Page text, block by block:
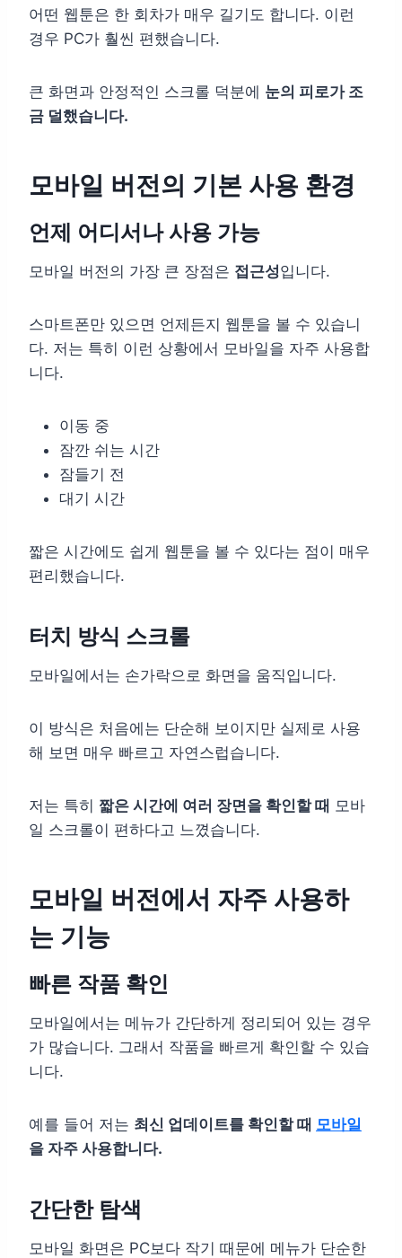
어떤 웹툰은 한 회차가 매우 길기도 합니다. 이런
경우 PC가 훨씬 편했습니다.
큰 화면과 안정적인 스크롤 덕분에 눈의 피로가 조
금 덜했습니다.
모바일 버전의 기본 사용 환경
언제 어디서나 사용 가능
모바일 버전의 가장 큰 장점은 접근성입니다.
스마트폰만 있으면 언제든지 웹툰을 볼 수 있습니
다. 저는 특히 이런 상황에서 모바일을 자주 사용합
니다.
이동 중
잠깐 쉬는 시간
잠들기 전
대기 시간
짧은 시간에도 쉽게 웹툰을 볼 수 있다는 점이 매우
편리했습니다.
터치 방식 스크롤
모바일에서는 손가락으로 화면을 움직입니다.
이 방식은 처음에는 단순해 보이지만 실제로 사용
해 보면 매우 빠르고 자연스럽습니다.
저는 특히 짧은 시간에 여러 장면을 확인할 때 모바
일 스크롤이 편하다고 느꼈습니다.
모바일 버전에서 자주 사용하
는 기능
빠른 작품 확인
모바일에서는 메뉴가 간단하게 정리되어 있는 경우
가 많습니다. 그래서 작품을 빠르게 확인할 수 있습
니다.
예를 들어 저는 최신 업데이트를 확인할 때 모바일
을 자주 사용합니다.
간단한 탐색
모바일 화면은 PC보다 작기 때문에 메뉴가 단순한